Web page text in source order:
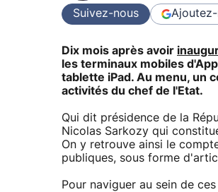
Suivez-nous
Dix mois après avoir
les terminaux mobiles
tablette iPad. Au menu, un
activités du chef de l'Etat.
Qui dit présidence de la
Nicolas Sarkozy qui
On y retrouve ainsi le
publiques, sous forme
Pour naviguer au sein de